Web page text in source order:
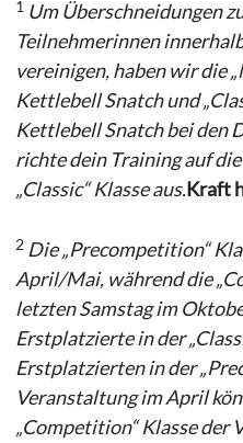
1 Um Überschneidungen
Teilnehmerinnen
vereinigen, haben wir die
Kettlebell Snatch und
Kettlebell Snatch bei den
richte dein Training auf
„Classic“ Klasse aus.Kraft
2 Die „Precompetition“
April/Mai, während die
letzten Samstag im
Erstplatzierte in der
Erstplatzierten in der
Veranstaltung im April
„Competition“ Klasse der